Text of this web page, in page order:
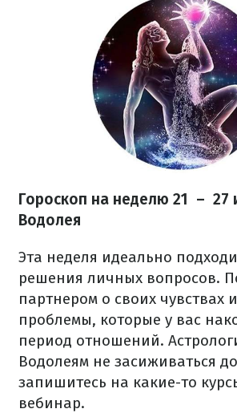
Гороскоп на неделю 21 – 27
Водолея
Эта неделя идеально
решения личных вопросов.
партнером о своих чувствах
проблемы, которые у вас
период отношений.
Водолеям не засиживаться
запишитесь на какие-то
вебинар.